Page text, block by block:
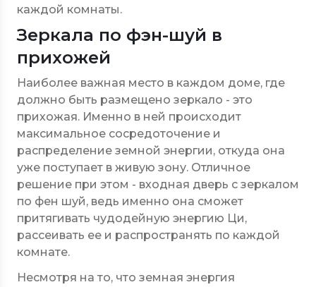
каждой комнаты.
Зеркала по фэн-шуй в
прихожей
Наиболее важная место в каждом доме, где
должно быть размещено зеркало - это
прихожая. Именно в ней происходит
максимальное сосредоточение и
распределение земной энергии, откуда она
уже поступает в живую зону. Отличное
решение при этом - входная дверь с зеркалом
по фен шуй, ведь именно она сможет
притягивать чудодейную энергию Ци,
рассеивать ее и распространять по каждой
комнате.
Несмотря на то, что земная энергия